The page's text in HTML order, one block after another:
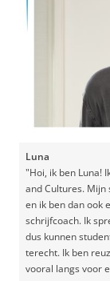
Luna
"Hoi, ik ben Luna!
and Cultures. Mijn
en ik ben dan ook
schrijfcoach. Ik
dus kunnen
terecht. Ik ben
vooral langs voor